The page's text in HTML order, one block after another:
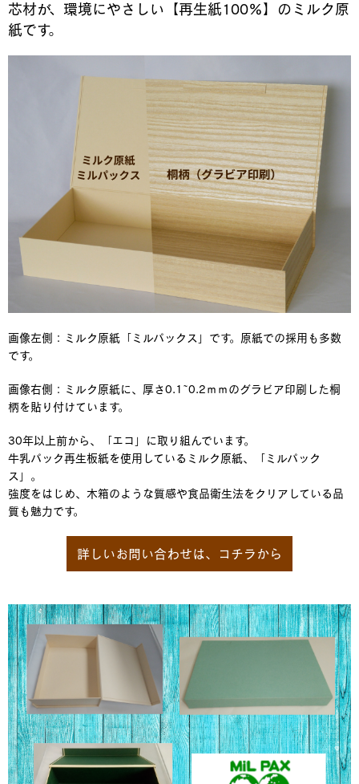
芯材が、環境にやさしい【再生紙100％】のミルク原
紙です。
画像左側：ミルク原紙「ミルパックス」です。原紙での採用も多数
です。
画像右側：ミルク原紙に、厚さ0.1~0.2ｍｍのグラビア印刷した桐
柄を貼り付けています。
30年以上前から、「エコ」に取り組んでいます。
牛乳パック再生板紙を使用しているミルク原紙、「ミルパック
ス」。
強度をはじめ、木箱のような質感や食品衛生法をクリアしている品
質も魅力です。
詳しいお問い合わせは、コチラから